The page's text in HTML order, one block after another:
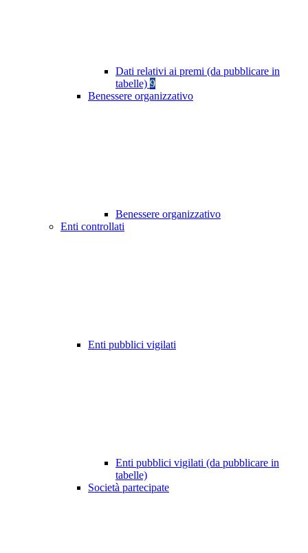
Dati relativi ai premi (da pubblicare in
tabelle) 9
Benessere organizzativo
Benessere organizzativo
Enti controllati
Enti pubblici vigilati
Enti pubblici vigilati (da pubblicare in
tabelle)
Società partecipate